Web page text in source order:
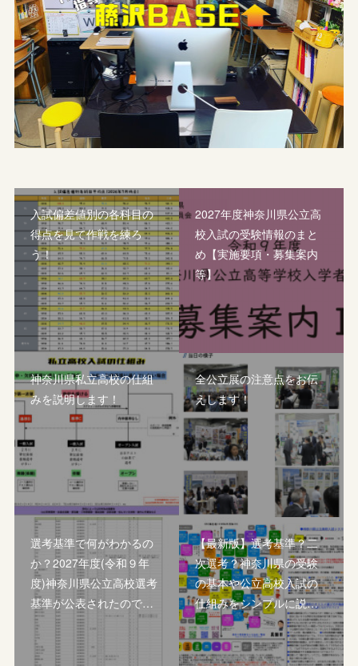
入試偏差値別の各科目の
得点を見て作戦を練ろ
う！
2027年度神奈川県公立高
校入試の受験情報のまと
め【実施要項・募集案内
等】
神奈川県私立高校の仕組
みを説明します！
全公立展の注意点をお伝
えします！
選考基準で何がわかるの
か？2027年度(令和９年
度)神奈川県公立高校選考
基準が公表されたので…
【最新版】選考基準？二
次選考？神奈川県の受験
の基本や公立高校入試の
仕組みをシンプルに説…